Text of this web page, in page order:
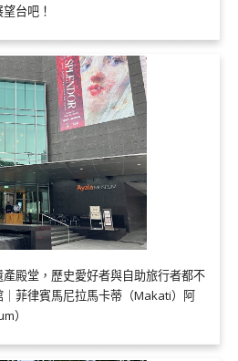
台吧！
殿堂，歷史愛好者與自助旅行者都不
菲律賓馬尼拉馬卡蒂（Makati）阿
）